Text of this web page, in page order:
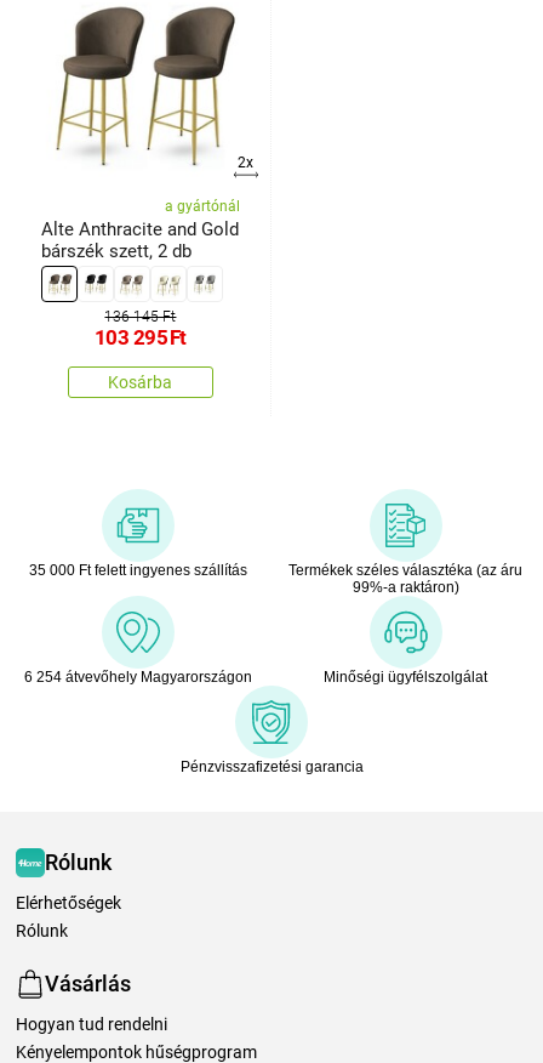
2x
a gyártónál
Alte Anthracite and Gold
bárszék szett, 2 db
136 145 Ft
103 295Ft
Kosárba
35 000 Ft felett ingyenes szállítás
Termékek széles választéka (az áru
99%-a raktáron)
6 254 átvevőhely Magyarországon Minőségi ügyfélszolgálat
Pénzvisszafizetési garancia
Rólunk
Elérhetőségek
Rólunk
Vásárlás
Hogyan tud rendelni
Kényelempontok hűségprogram